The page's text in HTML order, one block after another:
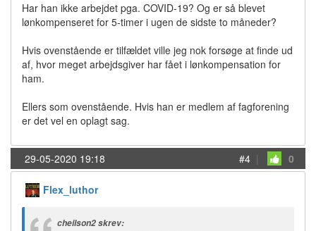
Har han ikke arbejdet pga. COVID-19? Og er så blevet
lønkompenseret for 5-timer i ugen de sidste to måneder?
Hvis ovenstående er tilfældet ville jeg nok forsøge at finde ud
af, hvor meget arbejdsgiver har fået i lønkompensation for
ham.
Ellers som ovenstående. Hvis han er medlem af fagforening
er det vel en oplagt sag.
29-05-2020 19:18 #4 | 0
Flex_luthor
cheilson2 skrev: